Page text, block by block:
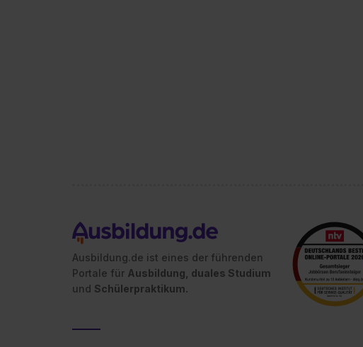
Ausbildung.de ist eines der führenden
Portale für Ausbildung, duales Studium
und Schülerpraktikum.